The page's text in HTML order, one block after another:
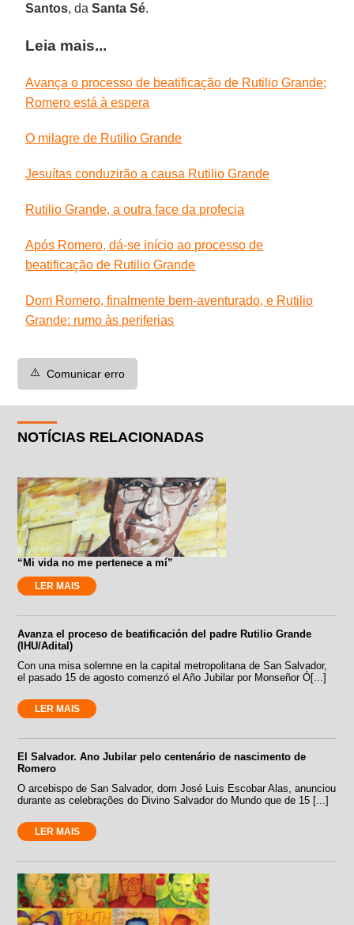
Santos, daSanta Sé.
Leia mais...
Avança o processo de beatificação de Rutilio Grande;
Romero está à espera
O milagre de Rutilio Grande
Jesuítas conduzirão a causa Rutilio Grande
Rutilio Grande, a outra face da profecia
Após Romero, dá-se início ao processo de
beatificação de Rutilio Grande
Dom Romero, finalmente bem-aventurado, e Rutilio
Grande: rumo às periferias
⚠️ Comunicar erro
NOTÍCIAS RELACIONADAS
“Mi vida no me pertenece a mí”
LER MAIS
Avanza el proceso de beatificación del padre Rutilio Grande
(IHU/Adital)
Con una misa solemne en la capital metropolitana de San Salvador,
el pasado 15 de agosto comenzó el Año Jubilar por Monseñor Ó[...]
LER MAIS
El Salvador. Ano Jubilar pelo centenário de nascimento de
Romero
O arcebispo de San Salvador, dom José Luis Escobar Alas, anunciou
durante as celebrações do Divino Salvador do Mundo que de 15 [...]
LER MAIS